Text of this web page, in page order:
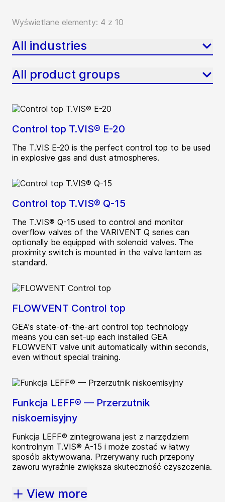
Wyświetlane elementy: 4 z 10
All industries
All product groups
Control top T.VIS® E-20
The T.VIS E-20 is the perfect control top to be used
in explosive gas and dust atmospheres.
Control top T.VIS® Q-15
The T.VIS® Q-15 used to control and monitor
overflow valves of the VARIVENT Q series can
optionally be equipped with solenoid valves. The
proximity switch is mounted in the valve lantern as
standard.
FLOWVENT Control top
GEA's state-of-the-art control top technology
means you can set-up each installed GEA
FLOWVENT valve unit automatically within seconds,
even without special training.
Funkcja LEFF® — Przerzutnik
niskoemisyjny
Funkcja LEFF® zintegrowana jest z narzędziem
kontrolnym T.VIS® A-15 i może zostać w łatwy
sposób aktywowana. Przerywany ruch przepony
zaworu wyraźnie zwiększa skuteczność czyszczenia.
View more